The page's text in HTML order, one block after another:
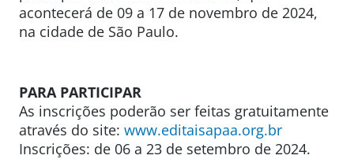
acontecerá de 09 a 17 de novembro de 2024,
na cidade de São Paulo.
PARA PARTICIPAR
As inscrições poderão ser feitas gratuitamente
através do site: www.editaisapaa.org.br
Inscrições: de 06 a 23 de setembro de 2024.